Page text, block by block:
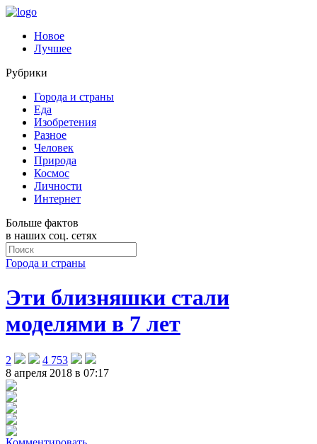
Новое
Лучшее
Рубрики
Города и страны
Еда
Изобретения
Разное
Человек
Природа
Космос
Личности
Интернет
Больше фактов
в наших соц. сетях
Города и страны
Эти близняшки стали
моделями в 7 лет
2
4 753
8 апреля 2018 в 07:17